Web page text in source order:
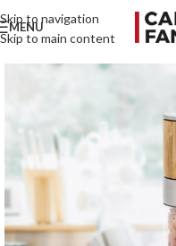
Skip to navigation
Skip to main content
MENU